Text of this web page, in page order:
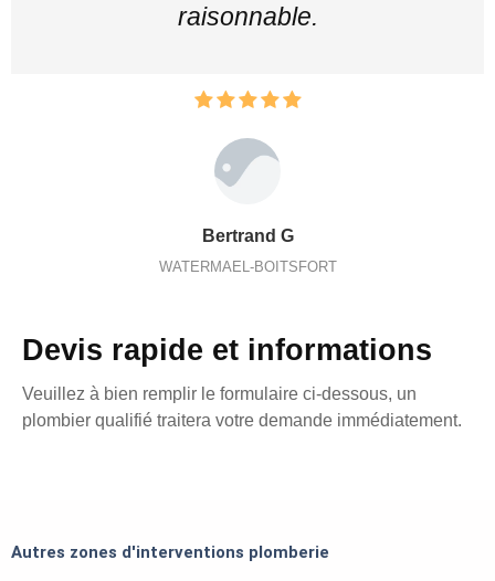
raisonnable.
Bertrand G
WATERMAEL-BOITSFORT
Devis rapide et informations
Veuillez à bien remplir le formulaire ci-dessous, un
plombier qualifié traitera votre demande immédiatement.
Autres zones d'interventions plomberie